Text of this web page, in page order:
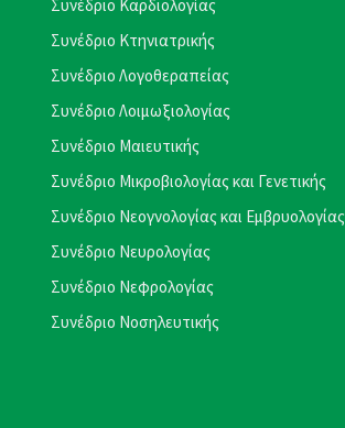
Συνέδριο Καρδιολογίας
Συνέδριο Κτηνιατρικής
Συνέδριο Λογοθεραπείας
Συνέδριο Λοιμωξιολογίας
Συνέδριο Μαιευτικής
Συνέδριο Μικροβιολογίας και Γενετικής
Συνέδριο Νεογνολογίας και Εμβρυολογίας
Συνέδριο Νευρολογίας
Συνέδριο Νεφρολογίας
Συνέδριο Νοσηλευτικής